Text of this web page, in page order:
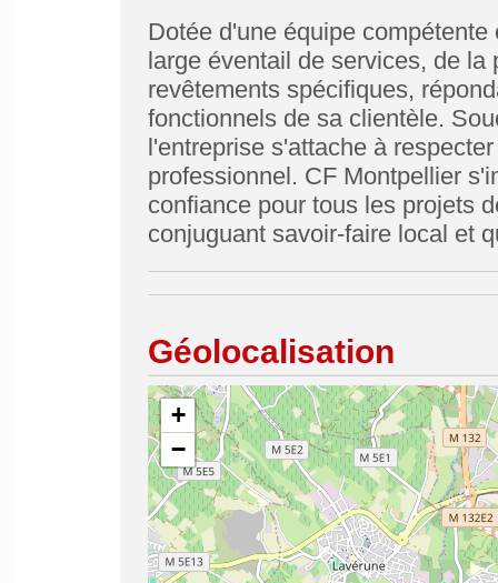
Dotée d'une équipe
large éventail de services, de
revêtements spécifiques,
fonctionnels de sa clientèle.
l'entreprise s'attache à
professionnel. CF Montpellier
confiance pour tous les projets
conjuguant savoir-faire local et
Géolocalisation
+
−